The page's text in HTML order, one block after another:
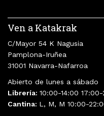
Ven a Katakrak
C/Mayor 54 K Nagusia
Pamplona-Iruñea
31001 Navarra-Nafarroa
Abierto de lunes a sábado
Librería: 10:00-14:00
Cantina: L, M, M 10:00-